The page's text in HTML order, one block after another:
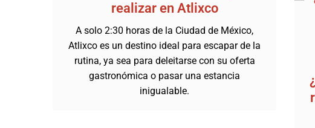
realizar en Atlixco
A solo 2:30 horas de la Ciudad de México,
Atlixco es un destino ideal para escapar de la
rutina, ya sea para deleitarse con su oferta
gastronómica o pasar una estancia
inigualable.